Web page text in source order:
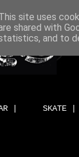
| SKATE |
site uses
shared with
and to